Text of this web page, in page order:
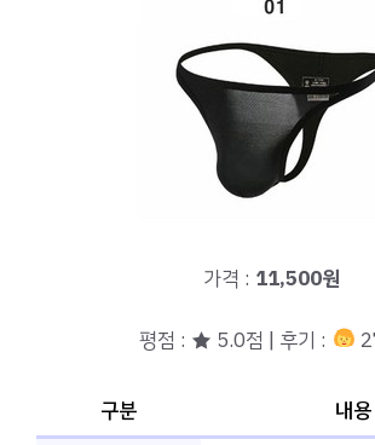
가격 : 11,500원
평점 : ★ 5.0점 | 후기 :
구분
내용